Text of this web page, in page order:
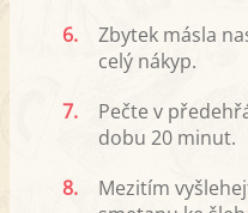
6.
Zbytek másla
celý nákyp.
7.
Pečte v
dobu 20 minut.
8.
Mezitím